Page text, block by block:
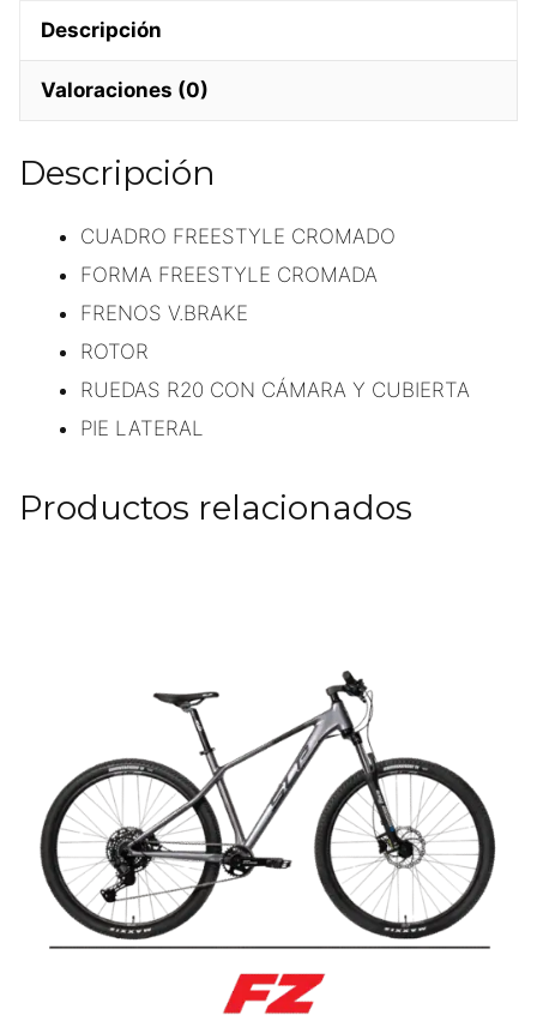
Descripción
Valoraciones (0)
Descripción
CUADRO FREESTYLE CROMADO
FORMA FREESTYLE CROMADA
FRENOS V.BRAKE
ROTOR
RUEDAS R20 CON CÁMARA Y CUBIERTA
PIE LATERAL
Productos relacionados